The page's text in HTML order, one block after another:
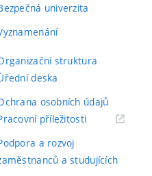
univerzita
struktura
deska
osobních údajů
příležitosti(externí
a rozvoj
a studujících